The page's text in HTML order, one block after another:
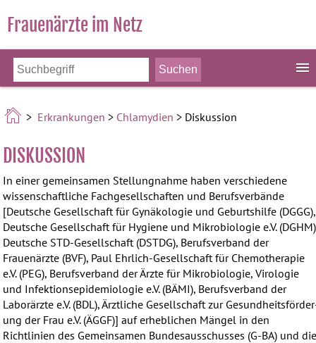
Frauenärzte im Netz
> Erkrankungen > Chlamydien > Diskussion
DISKUSSION
In einer gemeinsamen Stellungnahme haben verschiedene
wissenschaftliche Fachgesellschaften und Berufsverbände
[Deutsche Gesellschaft für Gynäkologie und Geburtshilfe (DGGG),
Deutsche Gesellschaft für Hygiene und Mikrobiologie e.V.
Deutsche STD-Gesellschaft (DSTDG), Berufsverband der
Frauenärzte (BVF), Paul Ehrlich-Gesellschaft für Chemotherapie
e.V. (PEG), Berufsverband der Ärzte für Mikrobiologie, Virologie
und Infektionsepidemiologie e.V. (BÄMI), Berufsverband der
Laborärzte e.V. (BDL), Ärztliche Gesellschaft zur
ung der Frau e.V. (ÄGGF)] auf erheblichen Mängel in den
Richtlinien des Gemeinsamen Bundesausschusses (G-BA) und